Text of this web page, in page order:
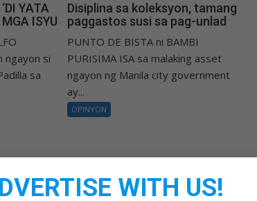
YATA
ISYU
ngayon si
sa
Disiplina sa koleksyon, tamang
paggastos susi sa pag-unlad
PUNTO DE BISTA ni BAMBI
PURISIMA ISA sa malaking asset
ngayon ng Manila city government
ay...
OPINYON
WITH US!